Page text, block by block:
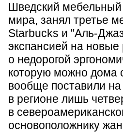
Шведский мебельный
мира, занял третье
Starbucks и "Аль-
экспансией на
о недорогой
которую можно дома
вообще поставили
в регионе лишь
в
основоположнику